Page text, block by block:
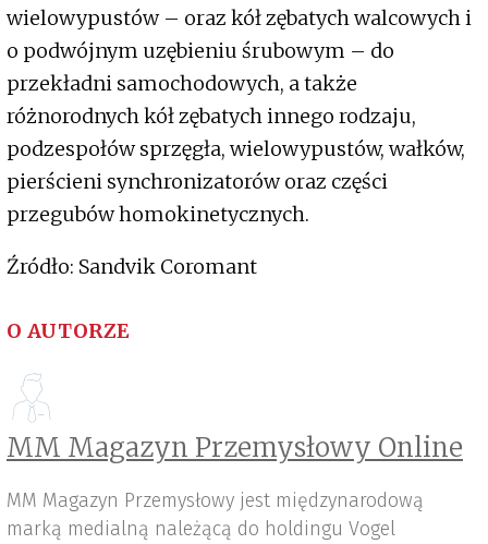
wielowypustów – oraz kół zębatych walcowych i
o podwójnym uzębieniu śrubowym – do
przekładni samochodowych, a także
różnorodnych kół zębatych innego rodzaju,
podzespołów sprzęgła, wielowypustów, wałków,
pierścieni synchronizatorów oraz części
przegubów homokinetycznych.
Źródło: Sandvik Coromant
O AUTORZE
MM Magazyn Przemysłowy Online
MM Magazyn Przemysłowy jest międzynarodową
marką medialną należącą do holdingu Vogel